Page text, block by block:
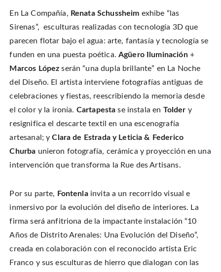
En La Compañía, Renata Schussheim exhibe “las
Sirenas”, esculturas realizadas con tecnología 3D que
parecen flotar bajo el agua: arte, fantasía y tecnología se
funden en una puesta poética. Agüero Iluminación+
Marcos López serán “una dupla brillante” en La Noche
del Diseño. El artista interviene fotografías antiguas de
celebraciones y fiestas, reescribiendo la memoria desde
el color y la ironía. Cartapesta se instala en Tolder y
resignifica el descarte textil en una escenografía
artesanal; yClara de Estrada y Leticia & Federico
Churba unieron fotografía, cerámica y proyección en una
intervención que transforma la Rue des Artisans.
Por su parte, Fontenlainvita a un recorrido visual e
inmersivo por la evolución del diseño de interiores. La
firma será anfitriona de la impactante instalación “10
Años de Distrito Arenales: Una Evolución del Diseño”,
creada en colaboración con el reconocido artista Eric
Franco y sus esculturas de hierro que dialogan con las